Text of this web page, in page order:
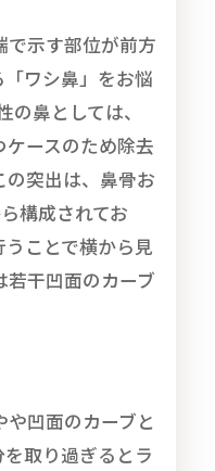
で示す部位が前方
ワシ鼻」をお悩
鼻としては、
ースのため除去
の突出は、鼻骨お
構成されてお
ことで横から見
若干凹面のカーブ
凹面のカーブと
取り過ぎるとラ